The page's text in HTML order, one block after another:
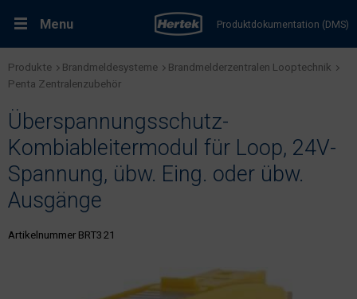
Menu
Lösungen
Produkte
Kundenservice & Dienstleistungen
Fachportal Brandschutz
Produktdokumentation (DMS)
RMA-Formular
Produkte Brandmeldesysteme
Brandmelderzentralen Looptechnik
Penta Zentralenzubehör
Überspannungsschutz-
Kombiableitermodul für Loop, 24V-
Spannung, übw. Eing. oder übw.
Ausgänge
Artikelnummer BRT321